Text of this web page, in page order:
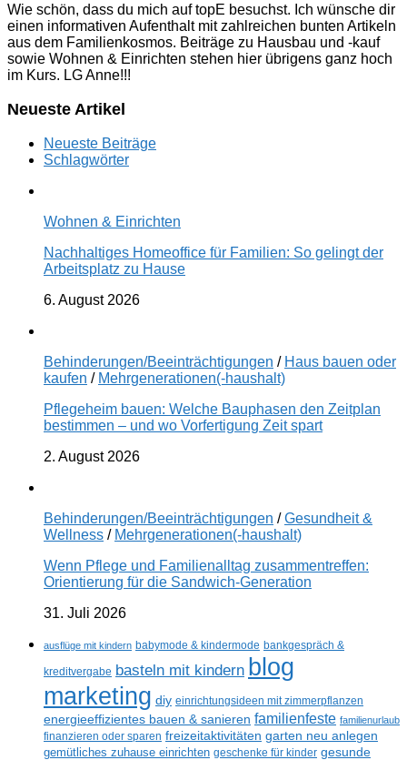
Wie schön, dass du mich auf topE besuchst. Ich wünsche dir
einen informativen Aufenthalt mit zahlreichen bunten Artikeln
aus dem Familienkosmos. Beiträge zu Hausbau und -kauf
sowie Wohnen & Einrichten stehen hier übrigens ganz hoch
im Kurs. LG Anne!!!
Neueste Artikel
Neueste Beiträge
Schlagwörter
Wohnen & Einrichten
Nachhaltiges Homeoffice für Familien: So gelingt der
Arbeitsplatz zu Hause
6. August 2026
Behinderungen/Beeinträchtigungen / Haus bauen oder
kaufen / Mehrgenerationen(-haushalt)
Pflegeheim bauen: Welche Bauphasen den Zeitplan
bestimmen – und wo Vorfertigung Zeit spart
2. August 2026
Behinderungen/Beeinträchtigungen /Gesundheit &
Wellness / Mehrgenerationen(-haushalt)
Wenn Pflege und Familienalltag zusammentreffen:
Orientierung für die Sandwich-Generation
31. Juli 2026
ausflüge mit kindern babymode & kindermode bankgespräch &
kreditvergabe basteln mit kindern blog
marketing diy einrichtungsideen mit zimmerpflanzen
energieeffizientes bauen & sanieren familienfeste familienurlaub
finanzieren oder sparen freizeitaktivitäten garten neu anlegen
gemütliches zuhause einrichten geschenke für kinder gesunde